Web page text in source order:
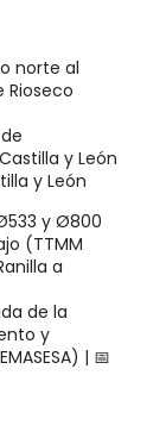
norte al
Rioseco
y León
y León
y Ø800
(TTMM
a
de la
y
| 📅